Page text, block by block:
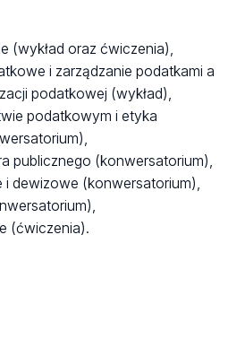
(wykład oraz ćwiczenia),
i zarządzanie podatkami a
podatkowej (wykład),
podatkowym i etyka
publicznego (konwersatorium),
i dewizowe (konwersatorium),
(ćwiczenia).